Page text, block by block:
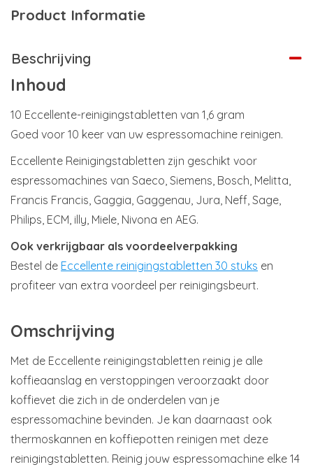
Product Informatie
Beschrijving
Inhoud
10 Eccellente-reinigingstabletten van 1,6 gram
Goed voor 10 keer van uw espressomachine reinigen.
Eccellente Reinigingstabletten zijn geschikt voor
espressomachines van Saeco, Siemens, Bosch, Melitta,
Francis Francis, Gaggia, Gaggenau, Jura, Neff, Sage,
Philips, ECM, illy, Miele, Nivona en AEG.
Ook verkrijgbaar als voordeelverpakking
Bestel de Eccellente reinigingstabletten 30 stuks en
profiteer van extra voordeel per reinigingsbeurt.
Omschrijving
Met de Eccellente reinigingstabletten reinig je alle
koffieaanslag en verstoppingen veroorzaakt door
koffievet die zich in de onderdelen van je
espressomachine bevinden. Je kan daarnaast ook
thermoskannen en koffiepotten reinigen met deze
reinigingstabletten. Reinig jouw espressomachine elke 14